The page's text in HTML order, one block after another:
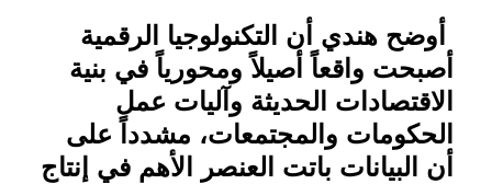
أوضح هندي أن التكنولوجيا الرقمية
أصبحت واقعاً أصيلاً ومحورياً في بنية
الاقتصادات الحديثة وآليات عمل
الحكومات والمجتمعات، مشدداً على
أن البيانات باتت العنصر الأهم في إنتاج